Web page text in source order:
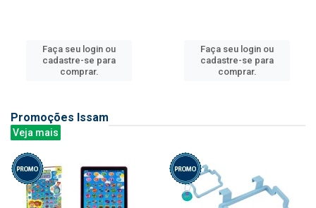
Faça seu login ou
cadastre-se para
comprar.
Faça seu login ou
cadastre-se para
comprar.
Promoções Issam
Veja mais